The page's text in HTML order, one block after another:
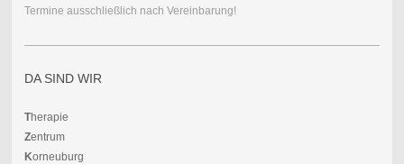
Termine ausschließlich nach Vereinbarung!
DA SIND WIR
Therapie
Zentrum
Korneuburg